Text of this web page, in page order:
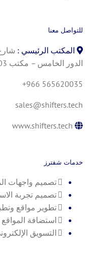
للتواصل معنا
المكتب الرئيسي :
الدور الخامس – مكتب 503 , جدة-السعودية
+966 565620035
sales@shifters.tech
www.shifters.tech
خدمات شفترز
تصميم واجهات
تصميم تجربة
تطوير مواقع
استضافة المواقع
التسويق